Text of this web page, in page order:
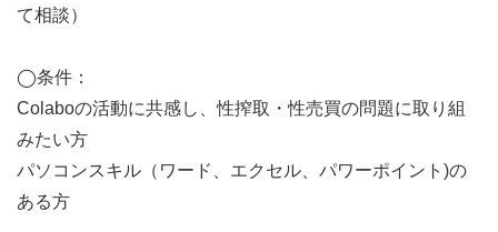
て相談）
◯条件：
Colaboの活動に共感し、性搾取・性売買の問題に取り組
みたい方
パソコンスキル（ワード、エクセル、パワーポイント)の
ある方